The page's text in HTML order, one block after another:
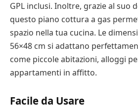
GPL inclusi. Inoltre, grazie al suo
questo piano cottura a gas
spazio nella tua cucina. Le
56×48 cm si adattano
come piccole abitazioni, alloggi
appartamenti in affitto.
Facile da Usare